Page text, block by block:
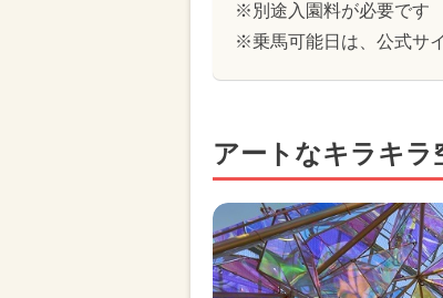
※別途入園料が必要です
※乗馬可能日は、公式サ
アートなキラキラ